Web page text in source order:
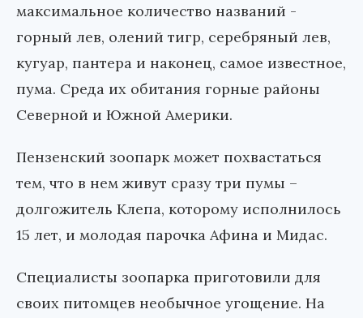
максимальное количество названий -
горный лев, олений тигр, серебряный лев,
кугуар, пантера и наконец, самое известное,
пума. Среда их обитания горные районы
Северной и Южной Америки.
Пензенский зоопарк может похвастаться
тем, что в нем живут сразу три пумы –
долгожитель Клепа, которому исполнилось
15 лет, и молодая парочка Афина и Мидас.
Специалисты зоопарка приготовили для
своих питомцев необычное угощение. На